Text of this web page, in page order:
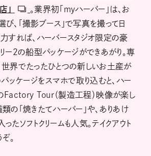
」
。業界初「mｙハーバー」は、お
、「撮影ブース」で写真を撮って日
力すれば、ハーバースタジオ限定の豪
ー２の船型パッケージができあがり。専
世界でたったひとつの新しいお土産が
ッケージをスマホで取り込むと、ハー
Factory Tour（製造工程）映像が楽し
の「焼きたてハーバー」や、ありあけ
たソフトクリームも人気。テイクアウト
。